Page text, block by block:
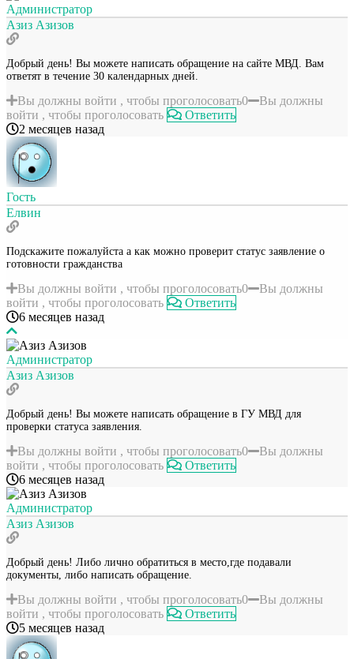
Администратор
Азиз Азизов
Добрый день! Вы можете написать обращение на сайте МВД. Вам
ответят в течение 30 календарных дней.
Вы должны войти , чтобы проголосовать0
Вы должны
войти , чтобы проголосовать
Ответить
2 месяцев назад
Гость
Елвин
Подскажите пожалуйста а как можно проверит статус заявление о
готовности гражданства
Вы должны войти , чтобы проголосовать0
Вы должны
войти , чтобы проголосовать
Ответить
6 месяцев назад
Администратор
Азиз Азизов
Добрый день! Вы можете написать обращение в ГУ МВД для
проверки статуса заявления.
Вы должны войти , чтобы проголосовать0
Вы должны
войти , чтобы проголосовать
Ответить
6 месяцев назад
Администратор
Азиз Азизов
Добрый день! Либо лично обратиться в место,где подавали
документы, либо написать обращение.
Вы должны войти , чтобы проголосовать0
Вы должны
войти , чтобы проголосовать
Ответить
5 месяцев назад